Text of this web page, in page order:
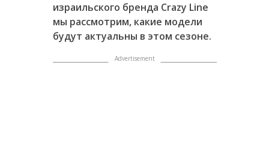
израильского бренда Crazy Line
мы рассмотрим, какие модели
будут актуальны в этом сезоне.